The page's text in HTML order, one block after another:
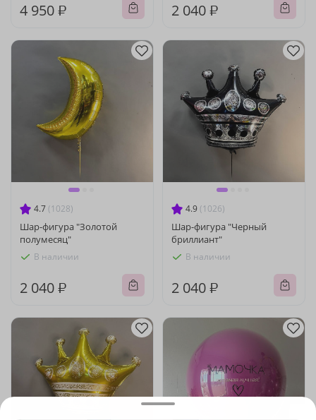
4 950 ₽ 2 040 ₽
4.7 (1028)
Шар-фигура "Золотой
полумесяц"
В наличии
2 040 ₽
4.9 (1026)
Шар-фигура "Черный
бриллиант"
В наличии
2 040 ₽